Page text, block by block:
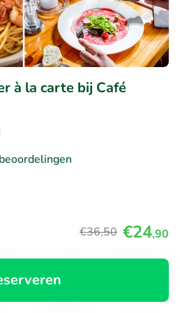
à la carte bij Café
€36,50 €24,90